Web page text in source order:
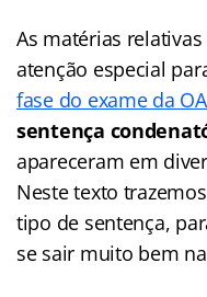
As matérias
atenção especial
fase do exame da
sentença
apareceram em
Neste texto
tipo de sentença,
se sair muito bem